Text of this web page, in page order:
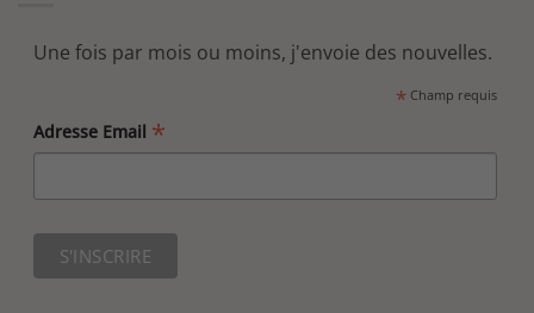
Une fois par mois ou moins, j'envoie des nouvelles.
*Champ requis
Adresse Email *